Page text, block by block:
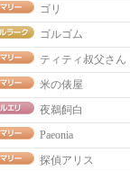
ゴリ
ゴルゴム
ティティ叔父さん
米の俵屋
夜鵜飼白
Paeonia
探偵アリス